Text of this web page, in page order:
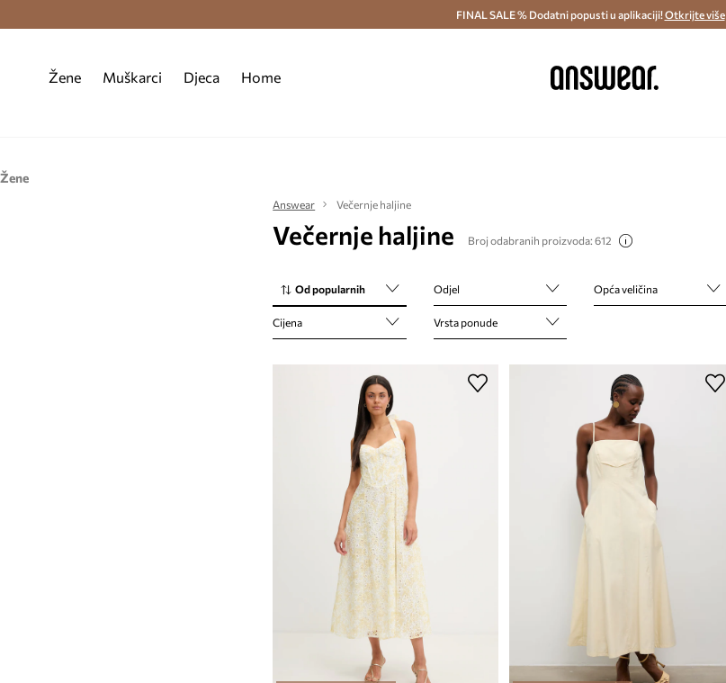
Besplatna dostava i povrat (od 70€) > Dostava u roku 48 sati >
FINAL SALE % Dodatni popusti u aplikaciji!Otkrijte više
Žene Muškarci Djeca Home
Žene
Answear Večernje haljine
Večernje haljine Broj odabranih proizvoda: 612
Od popularnih Odjel Opća veličina
Cijena Vrsta ponude